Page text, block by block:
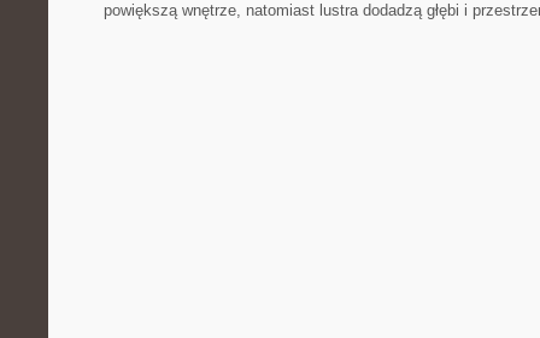
powiększą wnętrze, natomiast lustra dodadzą głębi i